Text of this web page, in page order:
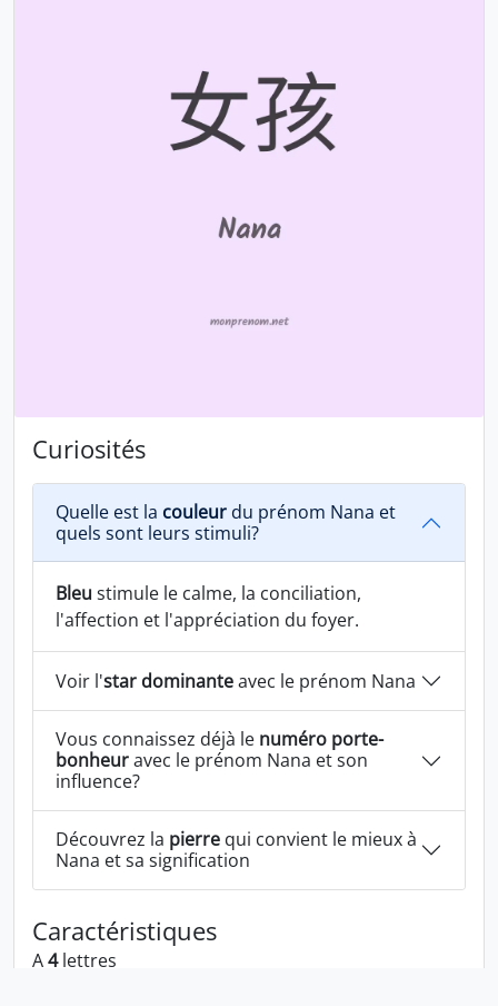
Curiosités
Quelle est la couleur du prénom Nana et
quels sont leurs stimuli?
Bleu stimule le calme, la conciliation,
l'affection et l'appréciation du foyer.
Voir l'star dominanteavec le prénom Nana
Vous connaissez déjà le numéro porte-
bonheuravec le prénom Nana et son
influence?
Découvrez la pierre qui convient le mieux à
Nana et sa signification
Caractéristiques
A4lettres